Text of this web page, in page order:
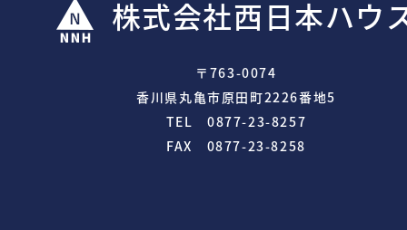
株式会社西日本ハウ
〒763-0074
香川県丸亀市原田町2226番地5
TEL 0877-23-8257
FAX 0877-23-8258